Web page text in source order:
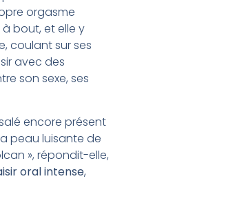
orgasme
bout, et elle y
coulant sur ses
avec des
son sexe, ses
encore présent
peau luisante de
», répondit-elle,
oral intense,